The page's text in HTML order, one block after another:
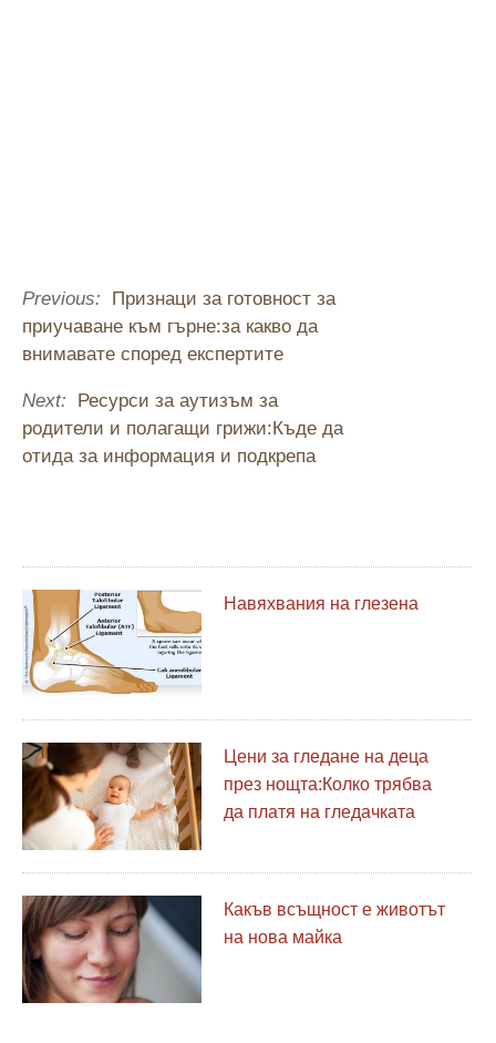
Previous:
Признаци за готовност за
приучаване към гърне:за какво да
внимавате според експертите
Next:
Ресурси за аутизъм за
родители и полагащи грижи:Къде да
отида за информация и подкрепа
Навяхвания на глезена
Цени за гледане на деца
през нощта:Колко трябва
да платя на гледачката
Какъв всъщност е животът
на нова майка